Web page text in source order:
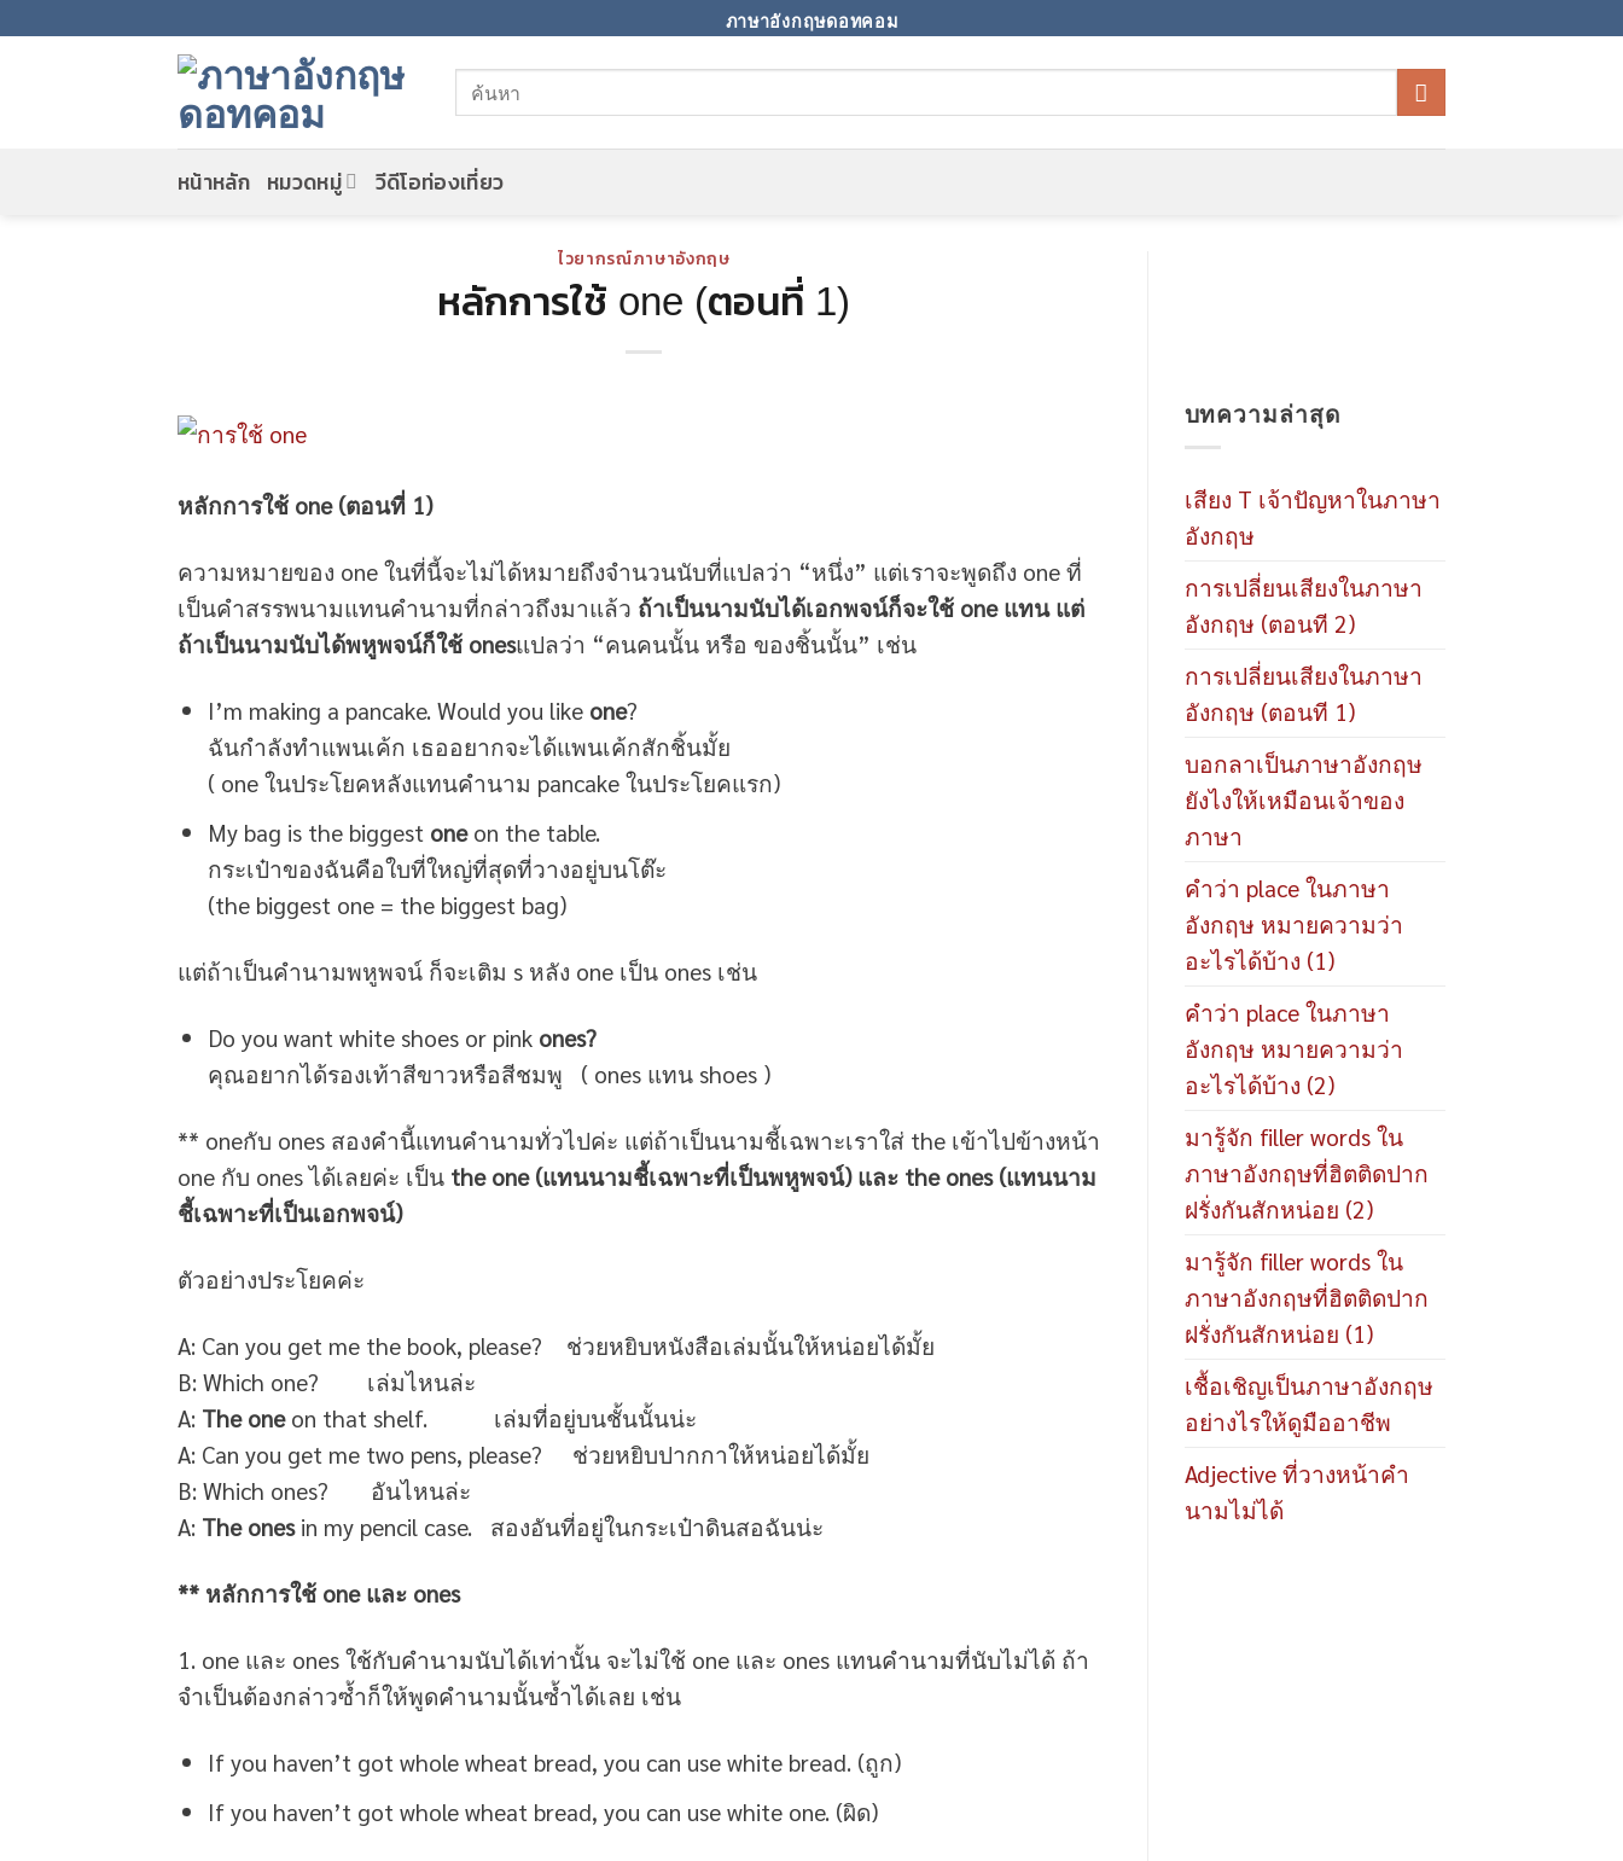
ภาษาอังกฤษดอทคอม
หน้าหลัก หมวดหมู่ วีดีโอท่องเที่ยว
ไวยากรณ์ภาษาอังกฤษ
หลักการใช้ one (ตอนที่ 1)
หลักการใช้ one (ตอนที่ 1)
ความหมายของ one ในที่นี้จะไม่ได้หมายถึงจำนวนนับที่แปลว่า “หนึ่ง” แต่เราจะพูดถึง one ที่
เป็นคำสรรพนามแทนคำนามที่กล่าวถึงมาแล้ว ถ้าเป็นนามนับได้เอกพจน์ก็จะใช้ one แทน แต่
ถ้าเป็นนามนับได้พหูพจน์ก็ใช้ onesแปลว่า “คนคนนั้น หรือ ของชิ้นนั้น” เช่น
I’m making a pancake. Would you like one?
ฉันกำลังทำแพนเค้ก เธออยากจะได้แพนเค้กสักชิ้นมั้ย
( one ในประโยคหลังแทนคำนาม pancake ในประโยคแรก)
My bag is the biggest oneon the table.
กระเป๋าของฉันคือใบที่ใหญ่ที่สุดที่วางอยู่บนโต๊ะ
(the biggest one = the biggest bag)
แต่ถ้าเป็นคำนามพหูพจน์ ก็จะเติม s หลัง one เป็น ones เช่น
Do you want white shoes or pink ones?
คุณอยากได้รองเท้าสีขาวหรือสีชมพู ( ones แทน shoes )
** oneกับ ones สองคำนี้แทนคำนามทั่วไปค่ะ แต่ถ้าเป็นนามชี้เฉพาะเราใส่ the เข้าไปข้างหน้า
one กับ ones ได้เลยค่ะ เป็น the one (แทนนามชี้เฉพาะที่เป็นพหูพจน์) และ the ones (แทนนาม
ชี้เฉพาะที่เป็นเอกพจน์)
ตัวอย่างประโยคค่ะ
A: Can you get me the book, please? ช่วยหยิบหนังสือเล่มนั้นให้หน่อยได้มั้ย
B: Which one? เล่มไหนล่ะ
A: The oneon that shelf. เล่มที่อยู่บนชั้นนั้นน่ะ
A: Can you get me two pens, please? ช่วยหยิบปากกาให้หน่อยได้มั้ย
B: Which ones? อันไหนล่ะ
A: The onesin my pencil case. สองอันที่อยู่ในกระเป๋าดินสอฉันน่ะ
** หลักการใช้ one และ ones
1. one และ ones ใช้กับคำนามนับได้เท่านั้น จะไม่ใช้ one และ ones แทนคำนามที่นับไม่ได้ ถ้า
จำเป็นต้องกล่าวซ้ำก็ให้พูดคำนามนั้นซ้ำได้เลย เช่น
If you haven’t got whole wheat bread, you can use white bread. (ถูก)
If you haven’t got whole wheat bread, you can use white one. (ผิด)
บทความล่าสุด
เสียง T เจ้าปัญหาในภาษา
อังกฤษ
การเปลี่ยนเสียงในภาษา
อังกฤษ (ตอนที 2)
การเปลี่ยนเสียงในภาษา
อังกฤษ (ตอนที 1)
บอกลาเป็นภาษาอังกฤษ
ยังไงให้เหมือนเจ้าของ
ภาษา
คำว่า place ในภาษา
อังกฤษ หมายความว่า
อะไรได้บ้าง (1)
คำว่า place ในภาษา
อังกฤษ หมายความว่า
อะไรได้บ้าง (2)
มารู้จัก filler words ใน
ภาษาอังกฤษที่ฮิตติดปาก
ฝรั่งกันสักหน่อย (2)
มารู้จัก filler words ใน
ภาษาอังกฤษที่ฮิตติดปาก
ฝรั่งกันสักหน่อย (1)
เชื้อเชิญเป็นภาษาอังกฤษ
อย่างไรให้ดูมืออาชีพ
Adjective ที่วางหน้าคำ
นามไม่ได้